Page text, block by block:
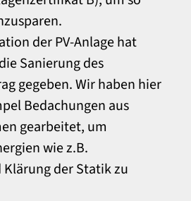
der PV-Anlage hat
Sanierung des
gegeben. Wir haben hier
Bedachungen aus
gearbeitet, um
wie z.B.
der Statik zu